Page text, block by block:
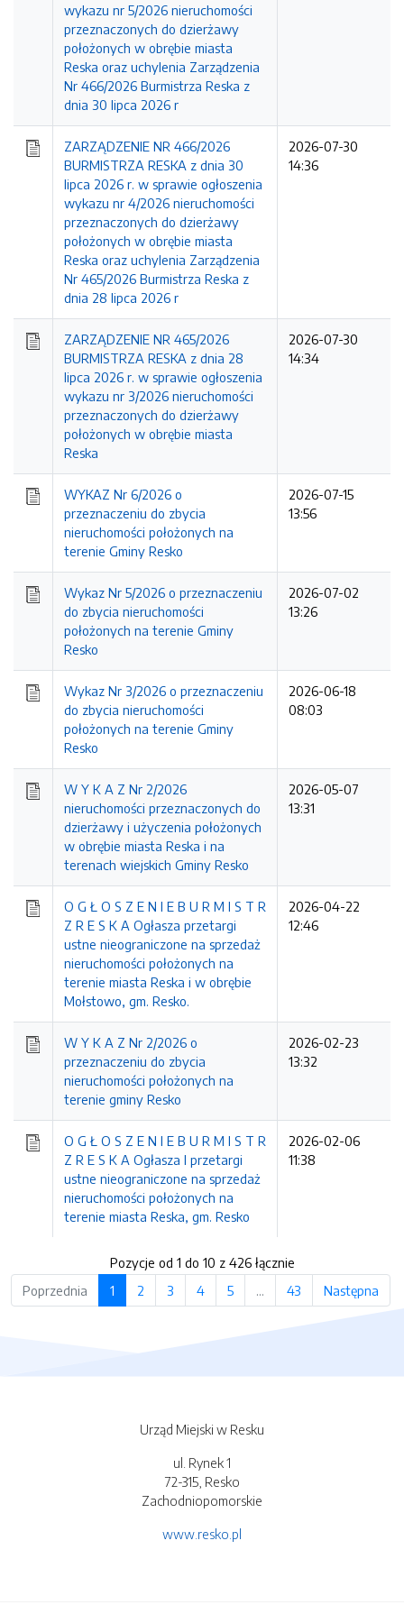
wykazu nr 5/2026 nieruchomości
przeznaczonych do dzierżawy
położonych w obrębie miasta
Reska oraz uchylenia Zarządzenia
Nr 466/2026 Burmistrza Reska z
dnia 30 lipca 2026 r
ZARZĄDZENIE NR 466/2026
BURMISTRZA RESKA z dnia 30
lipca 2026 r. w sprawie ogłoszenia
wykazu nr 4/2026 nieruchomości
przeznaczonych do dzierżawy
położonych w obrębie miasta
Reska oraz uchylenia Zarządzenia
Nr 465/2026 Burmistrza Reska z
dnia 28 lipca 2026 r
2026-07-30
14:36
ZARZĄDZENIE NR 465/2026
BURMISTRZA RESKA z dnia 28
lipca 2026 r. w sprawie ogłoszenia
wykazu nr 3/2026 nieruchomości
przeznaczonych do dzierżawy
położonych w obrębie miasta
Reska
2026-07-30
14:34
WYKAZ Nr 6/2026 o
przeznaczeniu do zbycia
nieruchomości położonych na
terenie Gminy Resko
2026-07-15
13:56
Wykaz Nr 5/2026 o przeznaczeniu
do zbycia nieruchomości
położonych na terenie Gminy
Resko
2026-07-02
13:26
Wykaz Nr 3/2026 o przeznaczeniu
do zbycia nieruchomości
położonych na terenie Gminy
Resko
2026-06-18
08:03
W Y K A Z Nr 2/2026
nieruchomości przeznaczonych do
dzierżawy i użyczenia położonych
w obrębie miasta Reska i na
terenach wiejskich Gminy Resko
2026-05-07
13:31
O G Ł O S Z E N I E B U R M I S T R
Z R E S K A Ogłasza przetargi
ustne nieograniczone na sprzedaż
nieruchomości położonych na
terenie miasta Reska i w obrębie
Mołstowo, gm. Resko.
2026-04-22
12:46
W Y K A Z Nr 2/2026 o
przeznaczeniu do zbycia
nieruchomości położonych na
terenie gminy Resko
2026-02-23
13:32
O G Ł O S Z E N I E B U R M I S T R
Z R E S K A Ogłasza I przetargi
ustne nieograniczone na sprzedaż
nieruchomości położonych na
terenie miasta Reska, gm. Resko
2026-02-06
11:38
Pozycje od 1 do 10 z 426 łącznie
Poprzednia
1 2 3 4 5 … 43 Następna
Urząd Miejski w Resku
ul. Rynek 1
72-315, Resko
Zachodniopomorskie
www.resko.pl